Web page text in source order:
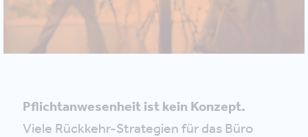
Pflichtanwesenheit ist kein Konzept.
Viele Rückkehr-Strategien für das Büro